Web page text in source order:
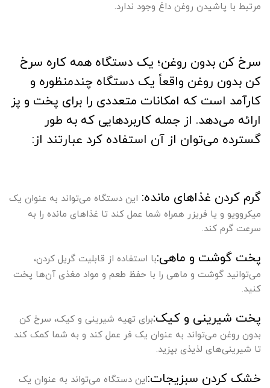
مرتبط با پاشیدن روغن داغ وجود ندارد.
سرخ کن بدون روغن؛ یک دستگاه همه کاره سرخ
کن بدون روغن واقعاً یک دستگاه چندمنظوره و
کارآمد است که امکانات متعددی را برای پخت و پز
ارائه می‌دهد. از جمله کاربردهایی که به طور
گسترده می‌توان از آن استفاده کرد عبارتند از:
گرم کردن غذاهای مانده: این دستگاه می‌تواند به عنوان یک
میکروویو و یا فریزر همراه شما عمل کند تا غذاهای مانده را به
سرعت گرم کند.
پخت گوشت و ماهی:با استفاده از قابلیت گریل کردن،
می‌توانید گوشت و ماهی را با حفظ طعم و مواد مغذی آن‌ها پخت
کنید.
پخت شیرینی و کیک:برای تهیه شیرینی و کیک، سرخ کن
بدون روغن می‌تواند به عنوان یک فر عمل کند و به شما کمک کند
تا شیرینی‌های لذیذی بپزید.
خشک کردن سبزیجات:این دستگاه می‌تواند به عنوان یک